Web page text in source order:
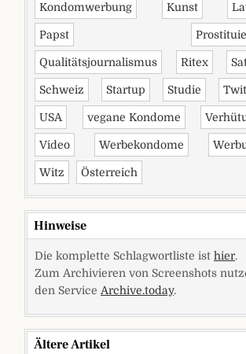
Kondomwerbung Kunst
Papst
Qualitätsjournalismus Ritex
Schweiz Startup Studie
USA vegane Kondome
Video Werbekondome
Witz Österreich
Hinweise
Die komplette Schlagwortliste ist hier.
Zum Archivieren von Screenshots
den Service Archive.today.
Ältere Artikel